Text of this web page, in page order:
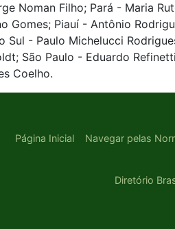
Noman Filho; Pará - Maria
Gomes; Piauí - Antônio
Sul - Paulo Michelucci
São Paulo - Eduardo
Coelho.
Página Inicial Navegar pelas
Diretório